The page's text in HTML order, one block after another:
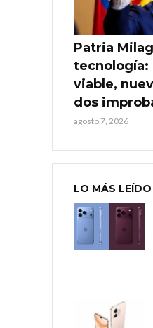
Patria
tecnología:
viable,
dos
agosto 7, 2026
LO MÁS